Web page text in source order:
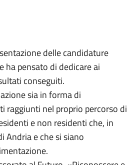
delle candidature
ha pensato di dedicare ai
conseguiti.
sia in forma di
raggiunti nel proprio percorso di
e non residenti che, in
Andria e che si siano